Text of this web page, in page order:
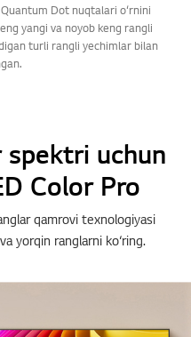
Dot nuqtalari o‘rnini
yangi va noyob keng rangli
turli rangli yechimlar bilan
spektri uchun
Color Pro
qamrovi texnologiyasi
yorqin ranglarni ko‘ring.